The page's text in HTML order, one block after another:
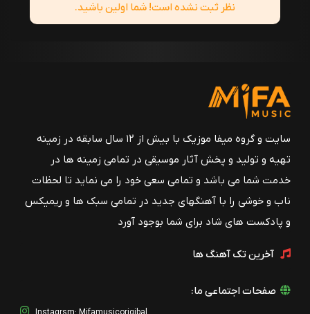
نظر ثبت نشده است! شما اولین باشید.
سایت و گروه میفا موزیک با بیش از ۱۲ سال سابقه در زمینه
تهیه و تولید و پخش آثار موسیقی در تمامی زمینه ها در
خدمت شما می باشد و تمامی سعی خود را می نماید تا لحظات
ناب و خوشی را با آهنگهای جدید در تمامی سبک ها و ریمیکس
و پادکست های شاد برای شما بوجود آورد
آخرین تک آهنگ ها
صفحات اجتماعی ما: